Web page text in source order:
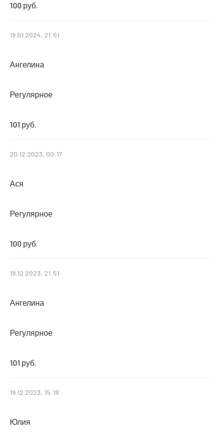
100 руб.
19.01.2024, 21:51
Ангелина
Регулярное
101 руб.
20.12.2023, 00:17
Ася
Регулярное
100 руб.
19.12.2023, 21:51
Ангелина
Регулярное
101 руб.
19.12.2023, 15:19
Юлия